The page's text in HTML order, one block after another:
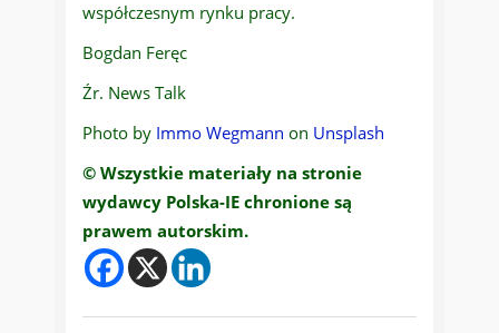
współczesnym rynku pracy.
Bogdan Feręc
Źr. News Talk
Photo by Immo Wegmann on Unsplash
© Wszystkie materiały na stronie
wydawcy Polska-IE chronione są
prawem autorskim.